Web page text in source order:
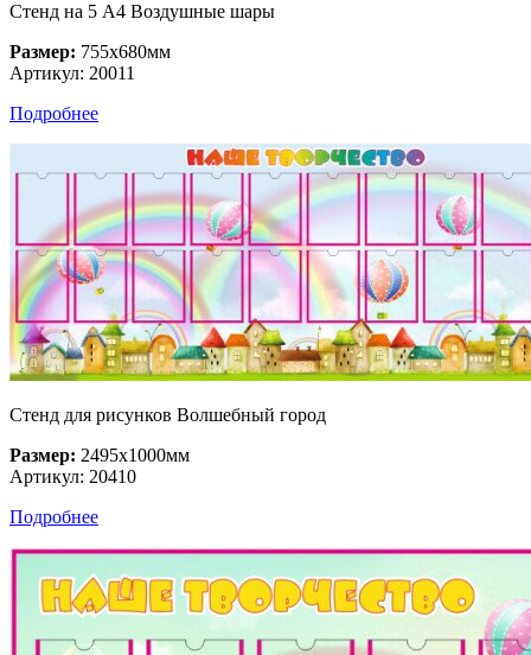
Стенд на 5 А4 Воздушные шары
Размер: 755х680мм
Артикул: 20011
Подробнее
Стенд для рисунков Волшебный город
Размер: 2495х1000мм
Артикул: 20410
Подробнее